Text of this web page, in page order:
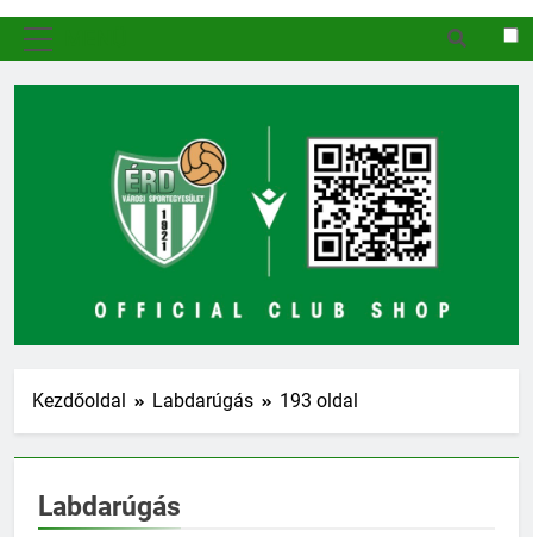
Kezdőoldal Labdarúgás 193 oldal
Labdarúgás